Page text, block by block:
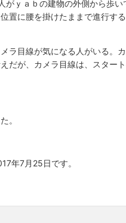
がｙａｂの建物の外側から歩
置に腰を掛けたままで進行す
メラ目線が気になる人がいる。
だが、カメラ目線は、スター
。
年7月25日です。